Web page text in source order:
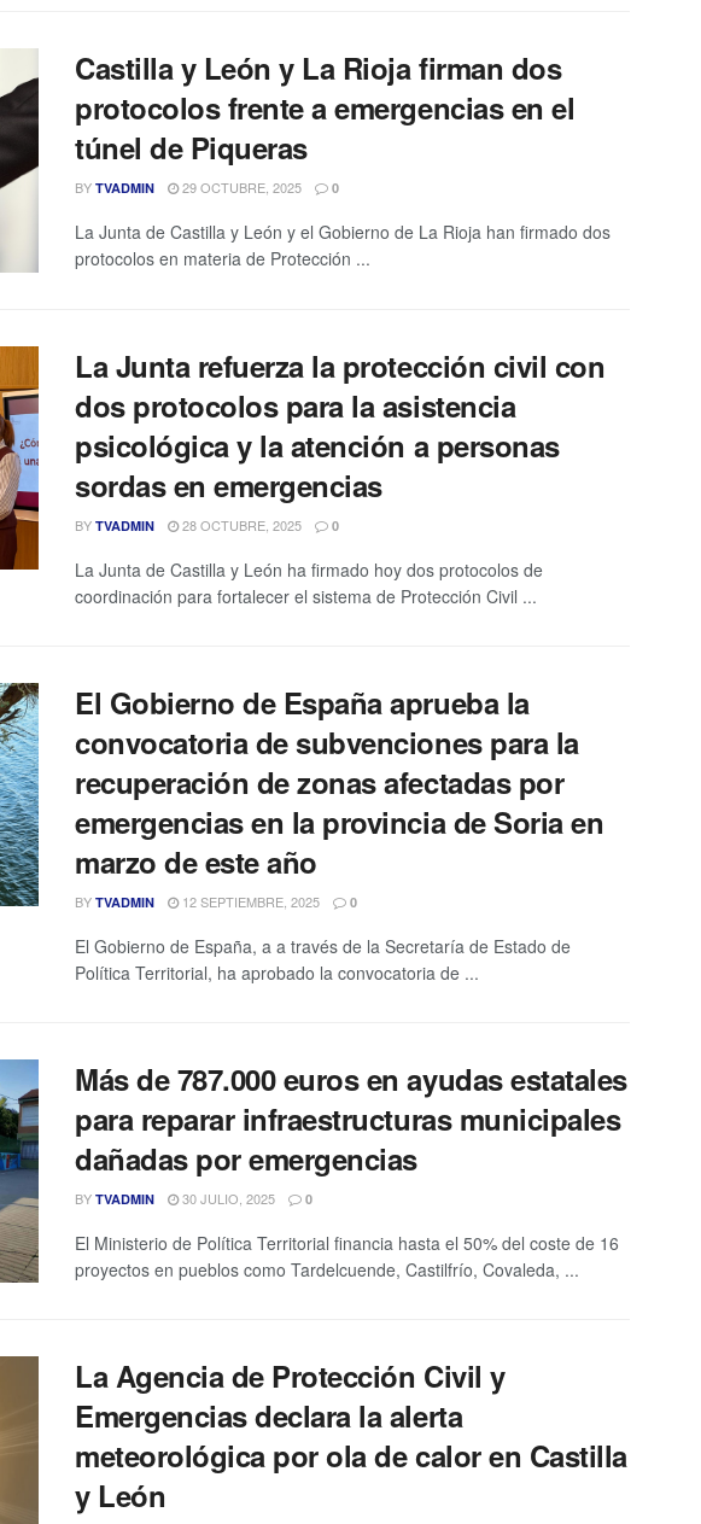
Castilla y León y La Rioja firman dos
protocolos frente a emergencias en el
túnel de Piqueras
BY TVADMIN 29 OCTUBRE, 2025 0
La Junta de Castilla y León y el Gobierno de La Rioja han firmado dos
protocolos en materia de Protección ...
La Junta refuerza la protección civil con
dos protocolos para la asistencia
psicológica y la atención a personas
sordas en emergencias
BY TVADMIN 28 OCTUBRE, 2025 0
La Junta de Castilla y León ha firmado hoy dos protocolos de
coordinación para fortalecer el sistema de Protección Civil ...
El Gobierno de España aprueba la
convocatoria de subvenciones para la
recuperación de zonas afectadas por
emergencias en la provincia de Soria en
marzo de este año
BY TVADMIN 12 SEPTIEMBRE, 2025 0
El Gobierno de España, a a través de la Secretaría de Estado de
Política Territorial, ha aprobado la convocatoria de ...
Más de 787.000 euros en ayudas estatales
para reparar infraestructuras municipales
dañadas por emergencias
BY TVADMIN 30 JULIO, 2025 0
El Ministerio de Política Territorial financia hasta el 50% del coste de 16
proyectos en pueblos como Tardelcuende, Castilfrío, Covaleda, ...
La Agencia de Protección Civil y
Emergencias declara la alerta
meteorológica por ola de calor en Castilla
y León